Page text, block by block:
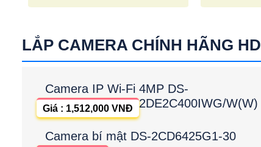
LẮP CAMERA CHÍNH HÃNG HD
Camera IP Wi-Fi 4MP DS-
2DE2C400IWG/W(W)
Giá : 1,512,000 VNĐ
Camera bí mật DS-2CD6425G1-30